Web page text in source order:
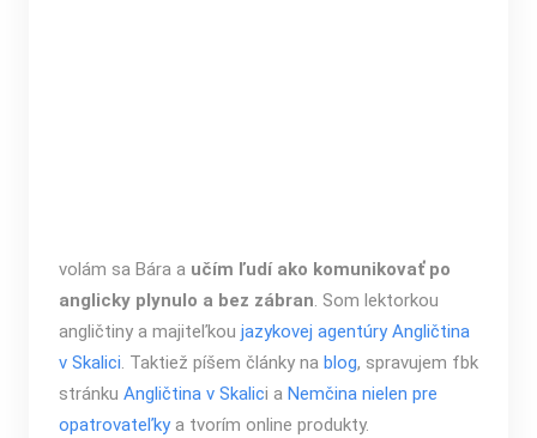
volám sa Bára a učím ľudí ako komunikovať po
anglicky plynulo a bez zábran. Som lektorkou
angličtiny a majiteľkou jazykovej agentúry Angličtina
v Skalici. Taktiež píšem články na blog, spravujem fbk
stránku Angličtina v Skalici a Nemčina nielen pre
opatrovateľkya tvorím online produkty.